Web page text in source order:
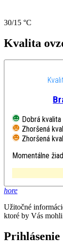
30/15 °C
Kvalita
Dobrá
Zhoršená
Zhoršená
Momentálne
hore
Užitočné
ktoré by Vás